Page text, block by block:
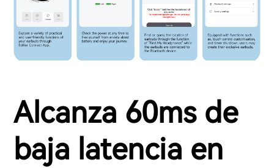
Alcanza 60ms de
baja latencia en